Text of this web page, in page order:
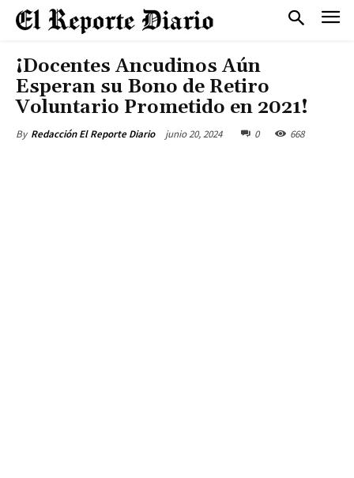
¡Docentes Ancudinos Aún
Esperan su Bono de Retiro
Voluntario Prometido en 2021!
By Redacción El Reporte Diario junio 20, 2024 0 668